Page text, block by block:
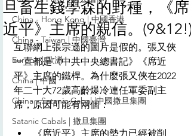
China - Hong Kong | 中國香港
China - Taiwan | 中國臺灣
Europe | 歐洲
China | 中國
China - Satanic Cabal |中國撒旦集團
Satanic Cabals | 撒旦集團
旦畜生錢學森的野種，《席
近平》主席的親信。(9&12!)
互聯網上張宗遜的圖片是假的。張又俠
一直都是《中共中央總書記》《席近
平》主席的鐵桿。為什麼張又俠在2022
年二十大72歲高齡爆冷連任軍委副主
席，原因可能有兩個：
《席近平》主席的勢力已經被削